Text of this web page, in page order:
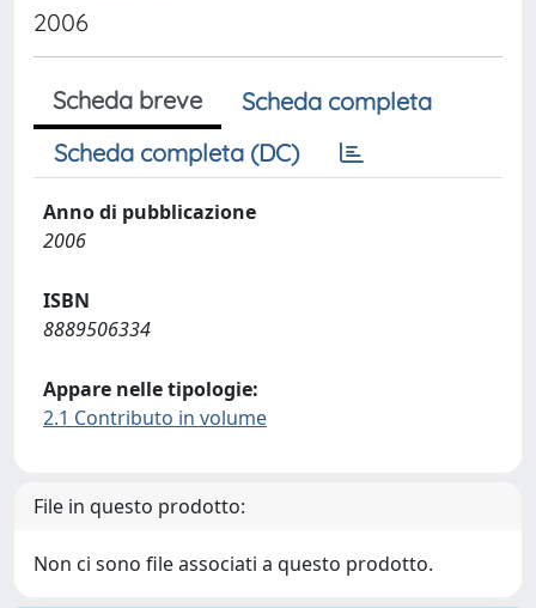
2006
Scheda breve
Scheda completa
Scheda completa (DC)
Anno di pubblicazione
2006
ISBN
8889506334
Appare nelle tipologie:
2.1 Contributo in volume
File in questo prodotto:
Non ci sono file associati a questo prodotto.